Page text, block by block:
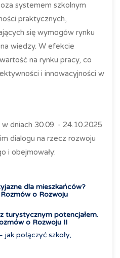
systemem szkolnym
praktycznych,
się wymogów rynku
wiedzy. W efekcie
na rynku pracy, co
i innowacyjności w
dniach 30.09. - 24.10.2025
dialogu na rzecz rozwoju
i obejmowały:
dla mieszkańców?
o Rozwoju
turystycznym potencjałem.
o Rozwoju II
połączyć szkoły,